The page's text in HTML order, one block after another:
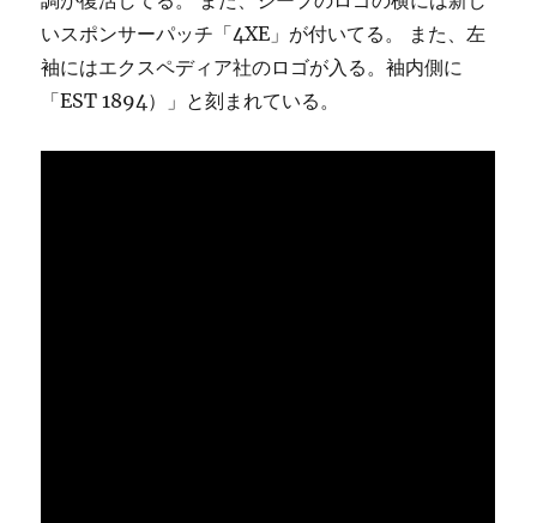
いスポンサーパッチ「4XE」が付いてる。 また、左
袖にはエクスペディア社のロゴが入る。袖内側に
「EST 1894）」と刻まれている。